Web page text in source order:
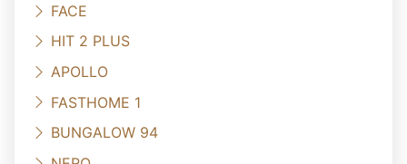
FACE
HIT 2 PLUS
APOLLO
FASTHOME 1
BUNGALOW 94